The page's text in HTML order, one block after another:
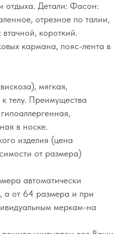
отдыха. Детали: Фасон:
отрезное по талии,
короткий.
кармана, пояс-лента в
мягкая,
телу. Преимущества
в носке.
изделия (цена
от размера)
автоматически
а от 64 размера и при
меркам-на